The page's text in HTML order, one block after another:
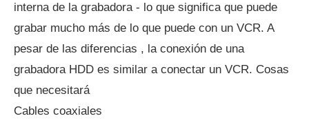
interna de la grabadora - lo que significa que puede
grabar mucho más de lo que puede con un VCR. A
pesar de las diferencias , la conexión de una
grabadora HDD es similar a conectar un VCR. Cosas
que necesitará
Cables coaxiales